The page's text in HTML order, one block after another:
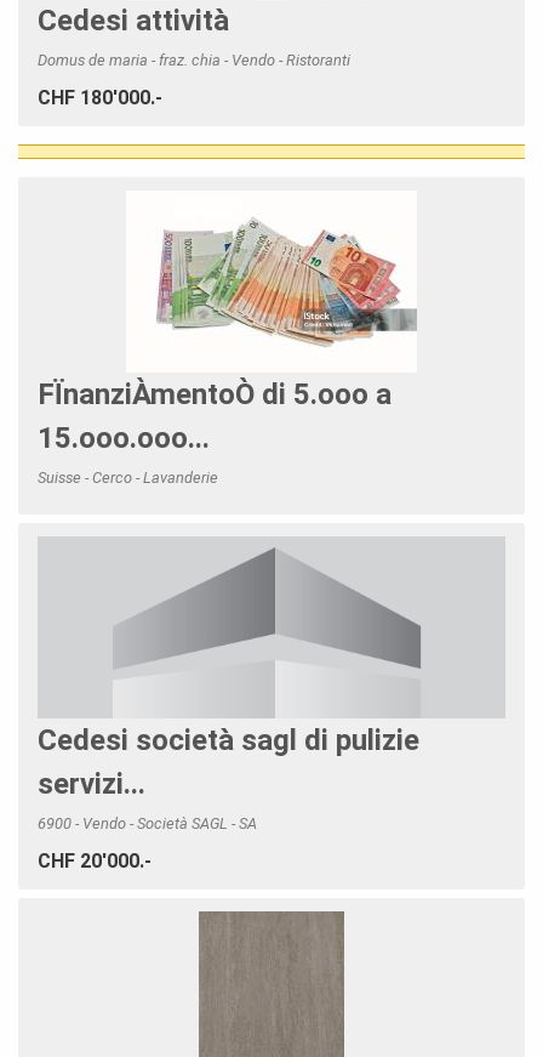
Cedesi attività
Domus de maria - fraz. chia - Vendo - Ristoranti
CHF 180'000.-
FÏnanziÀmentoÒ di 5.ooo a
15.ooo.ooo...
Suisse - Cerco - Lavanderie
Cedesi società sagl di pulizie
servizi...
6900 - Vendo - Società SAGL - SA
CHF 20'000.-